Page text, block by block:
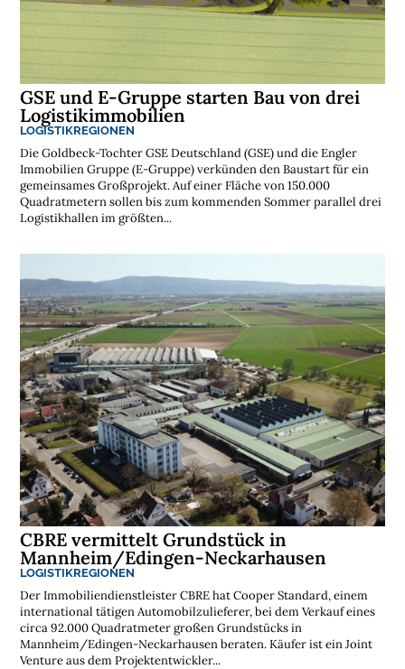
t
e
e
N
e
w
s
l
e
t
t
e
r
t
a
b
o
n
n
i
e
r
e
n
GSE und E-Gruppe starten Bau von drei
Logistikimmobilien
LOGISTIKREGIONEN
Die Goldbeck-Tochter GSE Deutschland (GSE) und die Engler
Immobilien Gruppe (E-Gruppe) verkünden den Baustart für ein
gemeinsames Großprojekt. Auf einer Fläche von 150.000
Quadratmetern sollen bis zum kommenden Sommer parallel drei
Logistikhallen im größten...
CBRE vermittelt Grundstück in
Mannheim/Edingen-Neckarhausen
LOGISTIKREGIONEN
Der Immobiliendienstleister CBRE hat Cooper Standard, einem
international tätigen Automobilzulieferer, bei dem Verkauf eines
circa 92.000 Quadratmeter großen Grundstücks in
Mannheim/Edingen-Neckarhausen beraten. Käufer ist ein Joint
Venture aus dem Projektentwickler...